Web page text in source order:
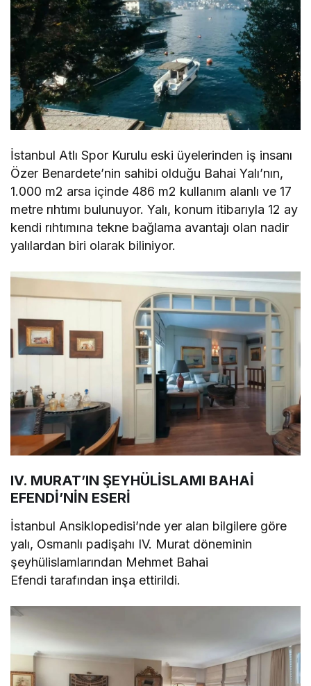
İstanbul Atlı Spor Kurulu eski üyelerinden iş insanı
Özer Benardete’nin sahibi olduğu Bahai Yalı’nın,
1.000 m2 arsa içinde 486 m2 kullanım alanlı ve 17
metre rıhtımı bulunuyor. Yalı, konum itibarıyla 12 ay
kendi rıhtımına tekne bağlama avantajı olan nadir
yalılardan biri olarak biliniyor.
IV. MURAT’IN ŞEYHÜLİSLAMI BAHAİ
EFENDİ’NİN ESERİ
İstanbul Ansiklopedisi’nde yer alan bilgilere göre
yalı, Osmanlı padişahı IV. Murat döneminin
şeyhülislamlarından Mehmet Bahai
Efendi tarafından inşa ettirildi.